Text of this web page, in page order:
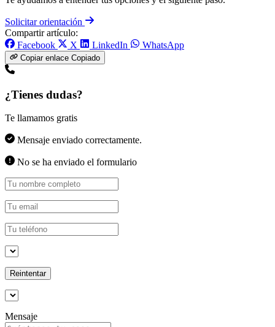
Solicitar orientación
Compartir artículo:
Facebook
X LinkedIn WhatsApp
Copiar enlace Copiado
¿Tienes dudas?
Te llamamos gratis
Mensaje enviado correctamente.
No se ha enviado el formulario
Reintentar
Mensaje